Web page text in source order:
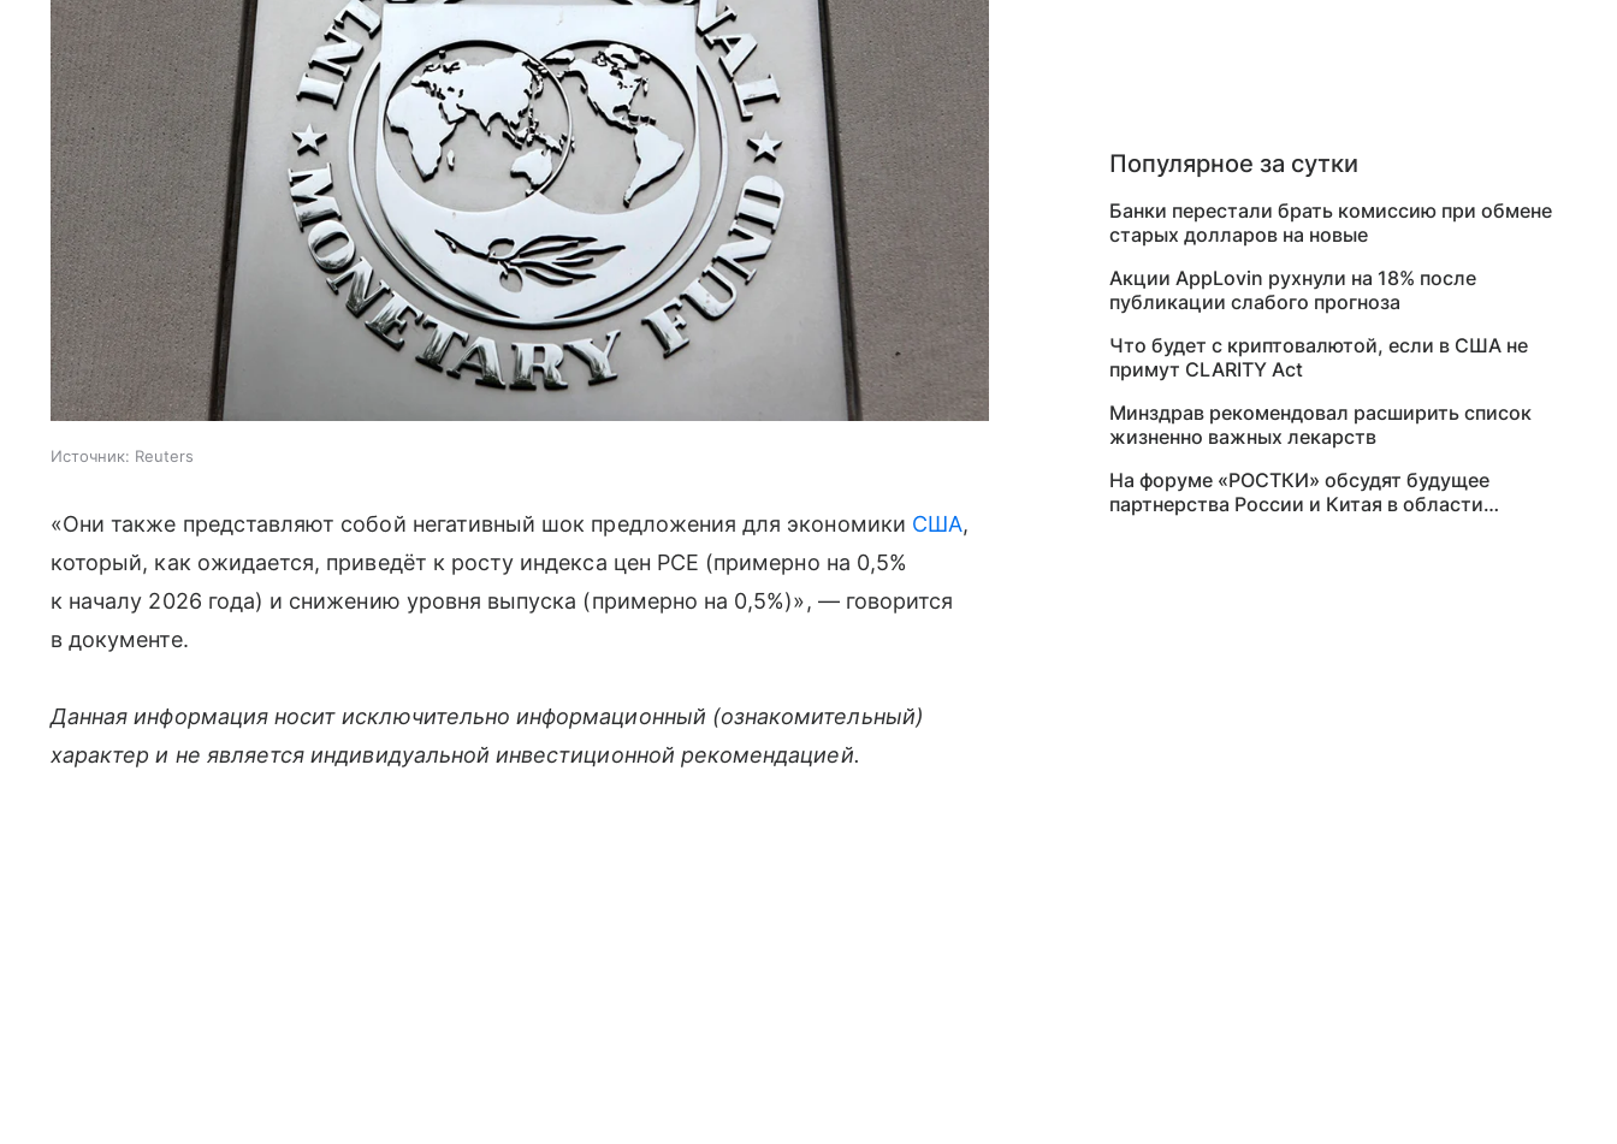
Источник: Reuters
«Они также представляют собой негативный шок предложения для экономики США,
который, как ожидается, приведёт к росту индекса цен PCE (примерно на 0,5%
к началу 2026 года) и снижению уровня выпуска (примерно на 0,5%)», — говорится
в документе.
Данная информация носит исключительно информационный (ознакомительный)
характер и не является индивидуальной инвестиционной рекомендацией.
Популярное за сутки
Банки перестали брать комиссию при обмене
старых долларов на новые
Акции AppLovin рухнули на 18% после
публикации слабого прогноза
Что будет с криптовалютой, если в США не
примут CLARITY Act
Минздрав рекомендовал расширить список
жизненно важных лекарств
На форуме «РОСТКИ» обсудят будущее
партнерства России и Китая в области